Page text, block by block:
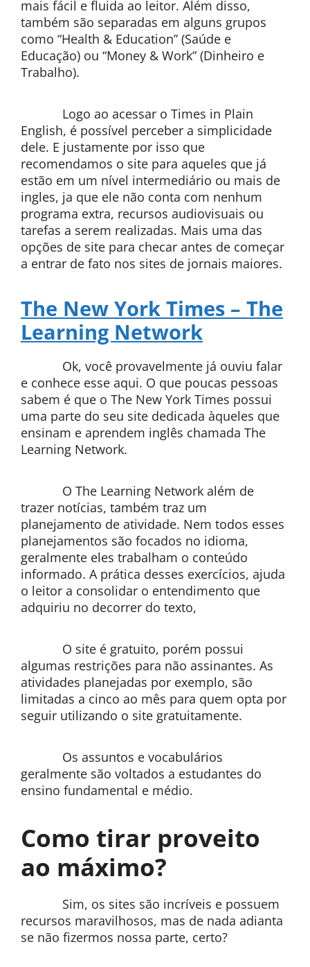
mais fácil e fluida ao leitor. Além disso,
também são separadas em alguns grupos
como “Health & Education” (Saúde e
Educação) ou “Money & Work” (Dinheiro e
Trabalho).
Logo ao acessar o Times in Plain
English, é possível perceber a simplicidade
dele. E justamente por isso que
recomendamos o site para aqueles que já
estão em um nível intermediário ou mais de
ingles, ja que ele não conta com nenhum
programa extra, recursos audiovisuais ou
tarefas a serem realizadas. Mais uma das
opções de site para checar antes de começar
a entrar de fato nos sites de jornais maiores.
The New York Times – The
Learning Network
Ok, você provavelmente já ouviu falar
e conhece esse aqui. O que poucas pessoas
sabem é que o The New York Times possui
uma parte do seu site dedicada àqueles que
ensinam e aprendem inglês chamada The
Learning Network.
O The Learning Network além de
trazer notícias, também traz um
planejamento de atividade. Nem todos esses
planejamentos são focados no idioma,
geralmente eles trabalham o conteúdo
informado. A prática desses exercícios, ajuda
o leitor a consolidar o entendimento que
adquiriu no decorrer do texto,
O site é gratuito, porém possui
algumas restrições para não assinantes. As
atividades planejadas por exemplo, são
limitadas a cinco ao mês para quem opta por
seguir utilizando o site gratuitamente.
Os assuntos e vocabulários
geralmente são voltados a estudantes do
ensino fundamental e médio.
Como tirar proveito
ao máximo?
Sim, os sites são incríveis e possuem
recursos maravilhosos, mas de nada adianta
se não fizermos nossa parte, certo?